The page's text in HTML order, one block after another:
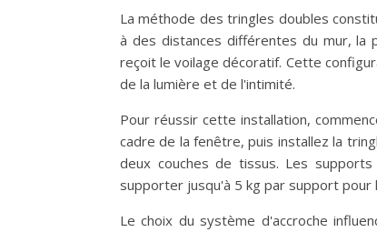
La méthode des tringles doubles
à des distances différentes du mur, la
reçoit le voilage décoratif. Cette
de la lumière et de l'intimité.
Pour réussir cette installation,
cadre de la fenêtre, puis installez la
deux couches de tissus. Les
supporter jusqu'à 5 kg par support
Le choix du système d'accroche